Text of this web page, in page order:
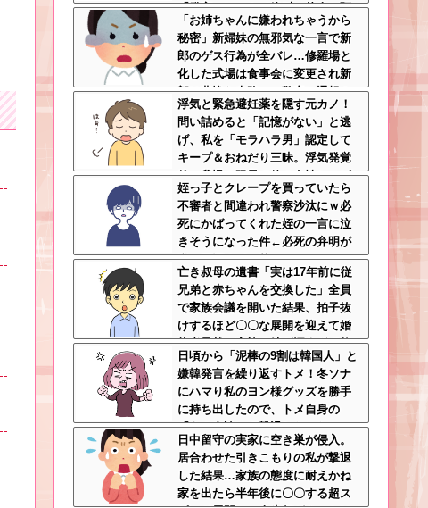
「発言」にコトメ絶叫←他人に預
けっぱなしで親面するな
「お姉ちゃんに嫌われちゃうから
秘密」新婦妹の無邪気な一言で新
郎のゲス行為が全バレ…修羅場と
化した式場は食事会に変更され新
郎は悲惨な末路へ←警察に通報さ
れてもおかしくないレベル
浮気と緊急避妊薬を隠す元カノ！
問い詰めると「記憶がない」と逃
げ、私を「モラハラ男」認定して
キープ＆おねだり三昧。浮気発覚
後、我慢の限界で他の女性とスピ
ード婚した結果ｗｗｗｗｗ
姪っ子とクレープを買っていたら
不審者と間違われ警察沙汰にｗ必
死にかばってくれた姪の一言に泣
きそうになった件←必死の弁明が
逆に不憫すぎて草
亡き叔母の遺書「実は17年前に従
兄弟と赤ちゃんを交換した」全員
で家族会議を開いた結果、拍子抜
けするほど〇〇な展開を迎えて婚
約者呆然←家族の絆が深すぎて修
羅場にならんかった
日頃から「泥棒の9割は韓国人」と
嫌韓発言を繰り返すトメ！冬ソナ
にハマり私のヨン様グッズを勝手
に持ち出したので、トメ自身の
「あの自論」で撃退したったｗｗ
←矛盾だらけのトメにブーメラン
刺さりまくり
日中留守の実家に空き巣が侵入。
居合わせた引きこもりの私が撃退
した結果…家族の態度に耐えかね
家を出たら半年後に〇〇する超ス